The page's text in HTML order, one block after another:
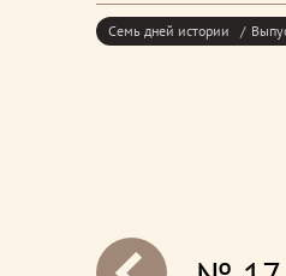
Семь дней истории